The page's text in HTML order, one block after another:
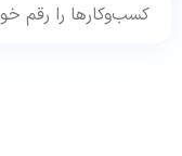
کسب‌وکارها را رقم